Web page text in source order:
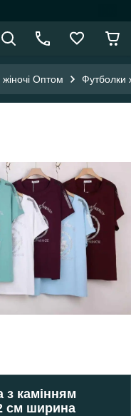
Оптом Футболки
з камінням
см ширина